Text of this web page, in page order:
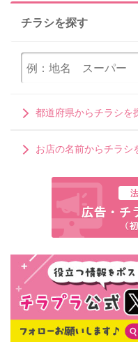
チラシを探す
都道府県からチラシを
お店の名前からチラシ